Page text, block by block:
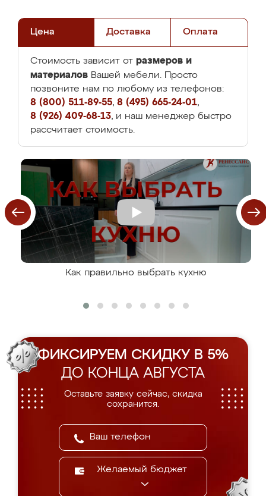
Цена Доставка Оплата
Стоимость зависит от размеров и
материалов Вашей мебели. Просто
позвоните нам по любому из телефонов:
8 (800) 511-89-55, 8 (495) 665-24-01,
8 (926) 409-68-13, и наш менеджер быстро
рассчитает стоимость.
Как правильно выбрать кухню
ФИКСИРУЕМ СКИДКУ В 5%
ДО КОНЦА АВГУСТА
Оставьте заявку сейчас, скидка
сохранится.
Желаемый бюджет